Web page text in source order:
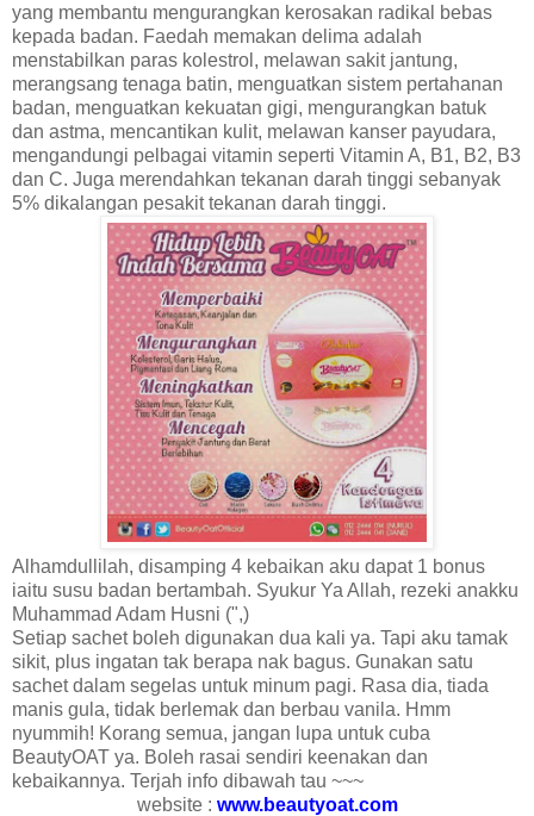
yang membantu mengurangkan kerosakan radikal bebas
kepada badan. Faedah memakan delima adalah
menstabilkan paras kolestrol, melawan sakit jantung,
merangsang tenaga batin, menguatkan sistem pertahanan
badan, menguatkan kekuatan gigi, mengurangkan batuk
dan astma, mencantikan kulit, melawan kanser payudara,
mengandungi pelbagai vitamin seperti Vitamin A, B1, B2, B3
dan C. Juga merendahkan tekanan darah tinggi sebanyak
5% dikalangan pesakit tekanan darah tinggi.
Alhamdullilah, disamping 4 kebaikan aku dapat 1 bonus
iaitu susu badan bertambah. Syukur Ya Allah, rezeki anakku
Muhammad Adam Husni (",)
Setiap sachet boleh digunakan dua kali ya. Tapi aku tamak
sikit, plus ingatan tak berapa nak bagus. Gunakan satu
sachet dalam segelas untuk minum pagi. Rasa dia, tiada
manis gula, tidak berlemak dan berbau vanila. Hmm
nyummih! Korang semua, jangan lupa untuk cuba
BeautyOAT ya. Boleh rasai sendiri keenakan dan
kebaikannya. Terjah info dibawah tau ~~~
website : www.beautyoat.com